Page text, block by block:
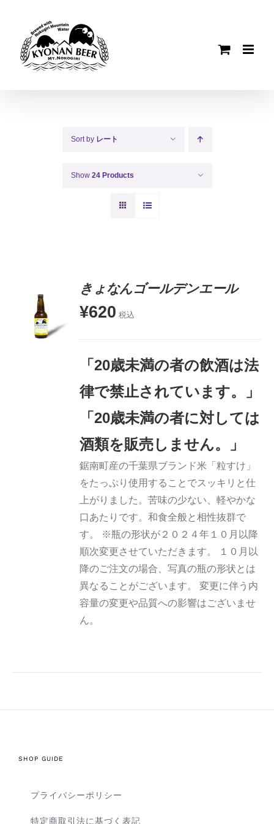
content
Sort by レート
Show 24 Products
お買い物
カゴに追
きょなんゴールデンエール
¥620 税込
「20歳未満の者の飲酒は法
律で禁止されています。」
「20歳未満の者に対しては
酒類を販売しません。」
鋸南町産の千葉県ブランド米「粒すけ」
をたっぷり使用することでスッキリと仕
上がりました。苦味の少ない、軽やかな
口あたりです。和食全般と相性抜群で
す。 ※瓶の形状が２０２４年１０月以降
順次変更させていただきます。 １０月以
降のご注文の場合、写真の瓶の形状とは
異なることがございます。 変更に伴う内
容量の変更や品質への影響はございませ
ん。
SHOP GUIDE
プライバシーポリシー
特定商取引法に基づく表記